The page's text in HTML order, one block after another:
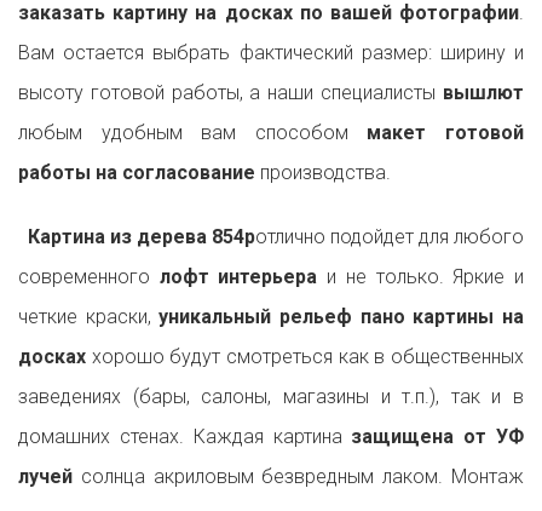
заказать картину на досках по вашей фотографии.
Вам остается выбрать фактический размер: ширину и
высоту готовой работы, а наши специалисты вышлют
любым удобным вам способом макет готовой
работы на согласование производства.
Картина из дерева 854pотлично подойдет для любого
современного лофт интерьера и не только. Яркие и
четкие краски,уникальный рельеф пано картины на
досках хорошо будут смотреться как в общественных
заведениях (бары, салоны, магазины и т.п.), так и в
домашних стенах. Каждая картина защищена от УФ
лучей солнца акриловым безвредным лаком. Монтаж